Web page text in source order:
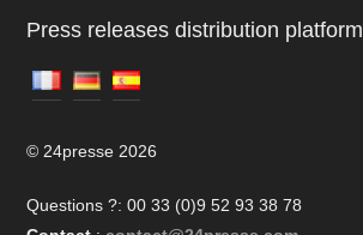
Press releases distribution platform
© 24presse 2026
Questions ?: 00 33 (0)9 52 93 38 78